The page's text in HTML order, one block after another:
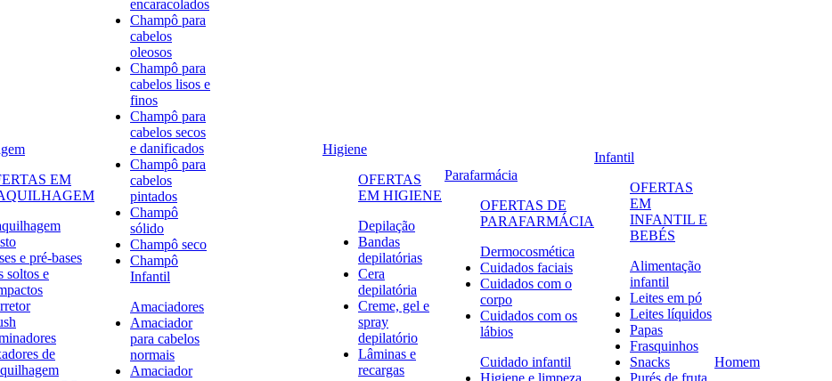
EM
e pré-bases
soltos e
de
encaracolados
Champô para
cabelos
oleosos
Champô para
cabelos lisos e
finos
Champô para
cabelos secos
e danificados
Champô para
cabelos
pintados
Champô
sólido
Champô seco
Champô
Infantil
Amaciadores
Amaciador
para cabelos
normais
Amaciador
Higiene
OFERTAS
EM HIGIENE
Depilação
Bandas
depilatórias
Cera
depilatória
Creme, gel e
spray
depilatório
Lâminas e
recargas
Parafarmácia
OFERTAS DE
PARAFARMÁCIA
Dermocosmética
Cuidados faciais
Cuidados com o
corpo
Cuidados com os
lábios
Cuidado infantil
Higiene e limpeza
Infantil
OFERTAS
EM
INFANTIL E
BEBÉS
Alimentação
infantil
Leites em pó
Leites líquidos
Papas
Frasquinhos
Snacks
Purés de fruta
Homem